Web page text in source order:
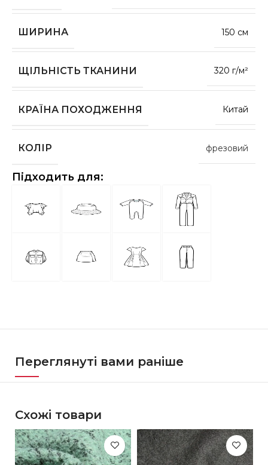
ШИРИНА 150 см
ЩІЛЬНІСТЬ ТКАНИНИ 320 г/м²
КРАЇНА ПОХОДЖЕННЯ Китай
КОЛІР фрезовий
Підходить для:
Переглянуті вами раніше
Схожі товари